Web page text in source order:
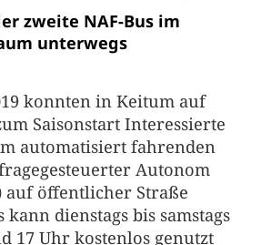
zweite NAF-Bus im
unterwegs
konnten in Keitum auf
Saisonstart Interessierte
automatisiert fahrenden
Autonom
auf öffentlicher Straße
dienstags bis samstags
17 Uhr kostenlos genutzt